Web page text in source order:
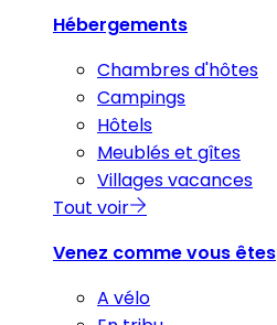
Hébergements
Chambres d'hôtes
Campings
Hôtels
Meublés et gîtes
Villages vacances
Tout voir
Venez comme vous êtes
A vélo